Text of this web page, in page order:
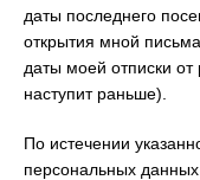
даты последнего
открытия мной
даты моей отписки от
наступит раньше).
По истечении
персональных